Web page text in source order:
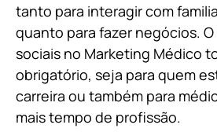
tanto para interagir com
quanto para fazer negócios.
sociais no Marketing Médico
obrigatório, seja para quem
carreira ou também para
mais tempo de profissão.